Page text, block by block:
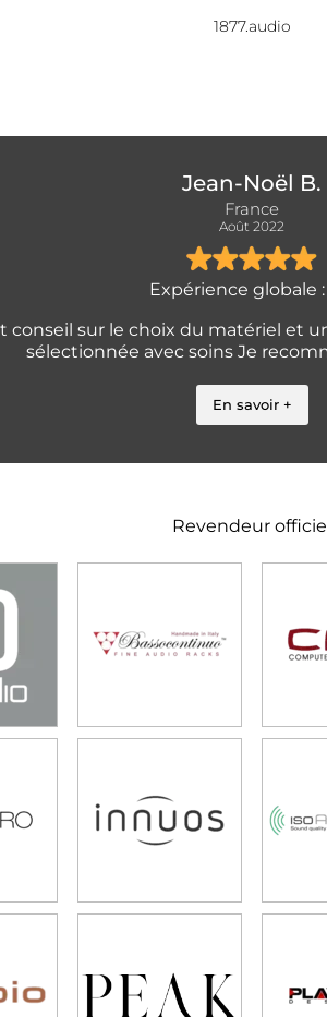
1877.audio
Jean-Noël B.
France
Août 2022
Expérience globale :
conseil sur le choix du matériel et
sélectionnée avec soins Je
En savoir +
Revendeur officiel